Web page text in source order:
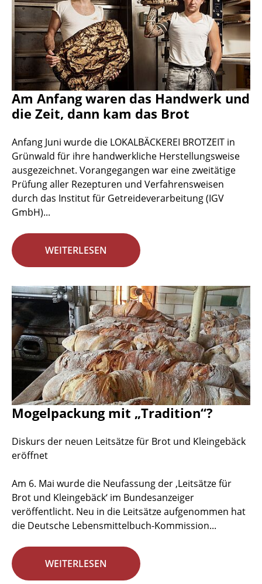
Am Anfang waren das Handwerk und
die Zeit, dann kam das Brot
Anfang Juni wurde die LOKALBÄCKEREI BROTZEIT in
Grünwald für ihre handwerkliche Herstellungsweise
ausgezeichnet. Vorangegangen war eine zweitätige
Prüfung aller Rezepturen und Verfahrensweisen
durch das Institut für Getreideverarbeitung (IGV
GmbH)...
WEITERLESEN
Mogelpackung mit „Tradition“?
Diskurs der neuen Leitsätze für Brot und Kleingebäck
eröffnet
Am 6. Mai wurde die Neufassung der ‚Leitsätze für
Brot und Kleingebäck‘ im Bundesanzeiger
veröffentlicht. Neu in die Leitsätze aufgenommen hat
die Deutsche Lebensmittelbuch-Kommission...
WEITERLESEN